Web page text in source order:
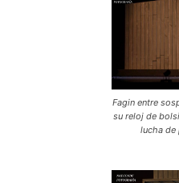
Fagin entre
su reloj de
lucha de